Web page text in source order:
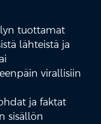
tuottamat
lähteistä ja
virallisiin
ja faktat
sisällön